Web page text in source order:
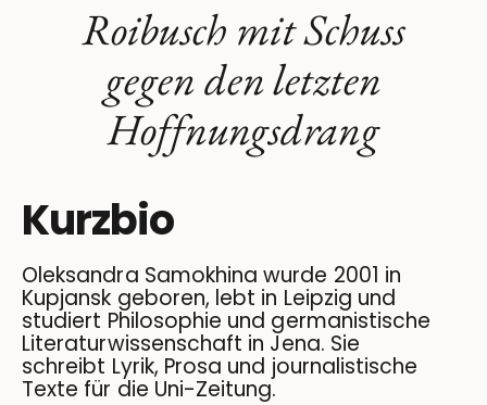
Roibusch mit Schuss
gegen den letzten
Hoffnungsdrang
Kurzbio
Oleksandra Samokhina wurde 2001 in
Kupjansk geboren, lebt in Leipzig und
studiert Philosophie und germanistische
Literaturwissenschaft in Jena. Sie
schreibt Lyrik, Prosa und journalistische
Texte für die Uni-Zeitung.